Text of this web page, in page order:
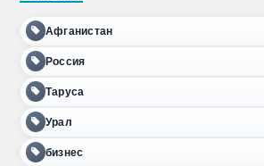
Афганистан
Россия
Таруса
Урал
бизнес